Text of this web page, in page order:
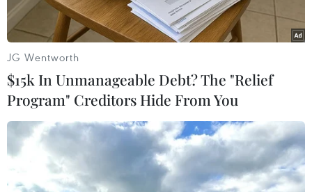
Hưng Yên
Thái Bình
Theo dõi VietnamPlus
JG Wentworth
$15k In Unmanageable Debt? The "Relief
Program" Creditors Hide From You